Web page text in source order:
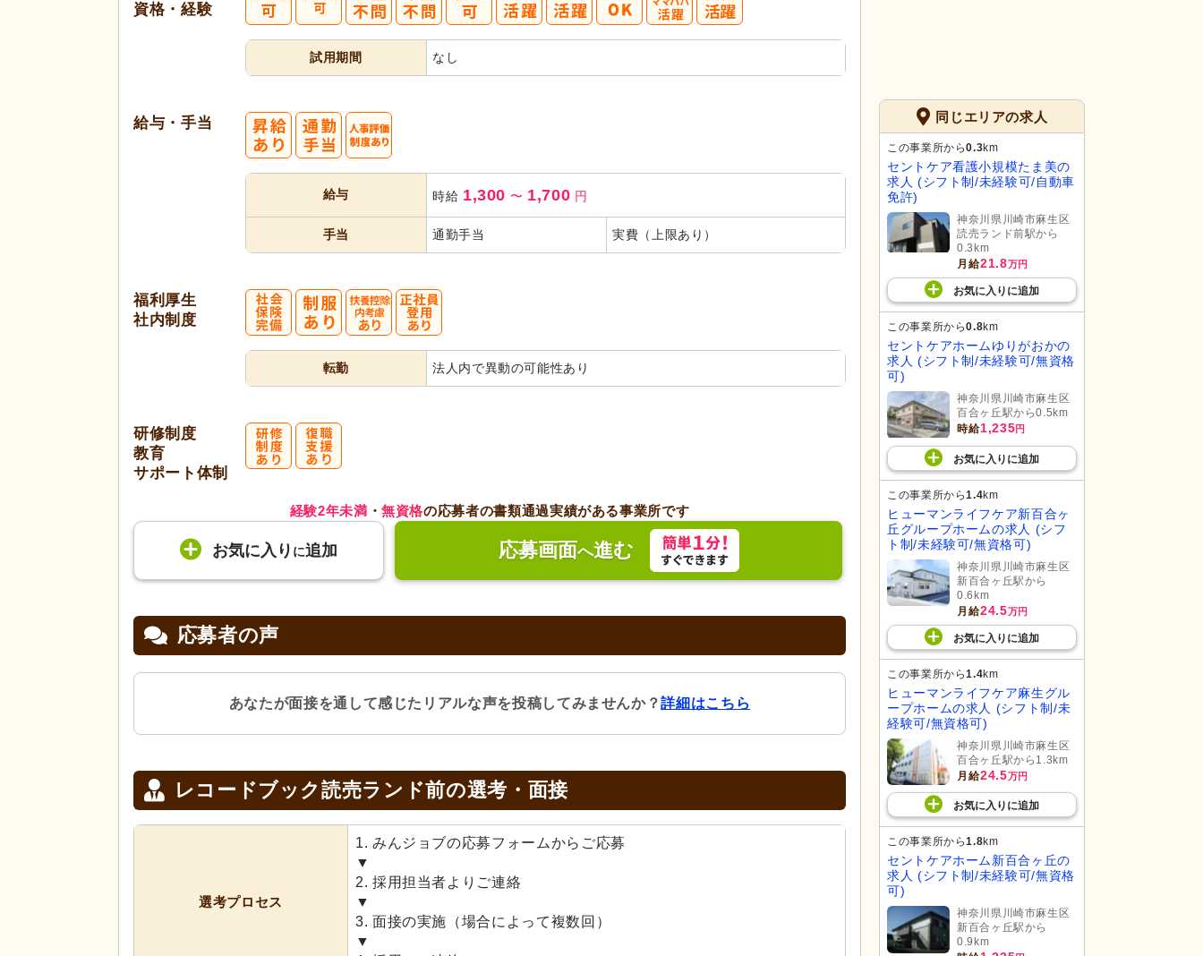
資格・経験
試用期間 なし
給与・手当
給与 時給 1,300 〜 1,700 円
手当 通勤手当 実費（上限あり）
福利厚生
社内制度
転勤 法人内で異動の可能性あり
研修制度
教育
サポート体制
経験2年未満 ・無資格の応募者の書類通過実績がある事業所です
お気に入り に追加 応募画面へ進む
応募者の声
あなたが面接を通して感じたリアルな声を投稿してみませんか？詳細はこちら
レコードブック読売ランド前の選考・面接
選考プロセス
1. みんジョブの応募フォームからご応募
▼
2. 採用担当者よりご連絡
▼
3. 面接の実施（場合によって複数回）
▼
同じエリアの求人
この事業所から0.3km
セントケア看護小規模たま美の
求人 (シフト制/未経験可/自動車
免許)
神奈川県川崎市麻生区
読売ランド前駅から
0.3km
月給21.8万円
お気に入り に追加
この事業所から0.8km
セントケアホームゆりがおかの
求人 (シフト制/未経験可/無資格
可)
神奈川県川崎市麻生区
百合ヶ丘駅から0.5km
時給1,235円
お気に入り に追加
この事業所から1.4km
ヒューマンライフケア新百合ヶ
丘グループホームの求人 (シフ
ト制/未経験可/無資格可)
神奈川県川崎市麻生区
新百合ヶ丘駅から
0.6km
月給24.5万円
お気に入り に追加
この事業所から1.4km
ヒューマンライフケア麻生グル
ープホームの求人 (シフト制/未
経験可/無資格可)
神奈川県川崎市麻生区
百合ヶ丘駅から1.3km
月給24.5万円
お気に入り に追加
この事業所から1.8km
セントケアホーム新百合ヶ丘の
求人 (シフト制/未経験可/無資格
可)
神奈川県川崎市麻生区
新百合ヶ丘駅から
0.9km